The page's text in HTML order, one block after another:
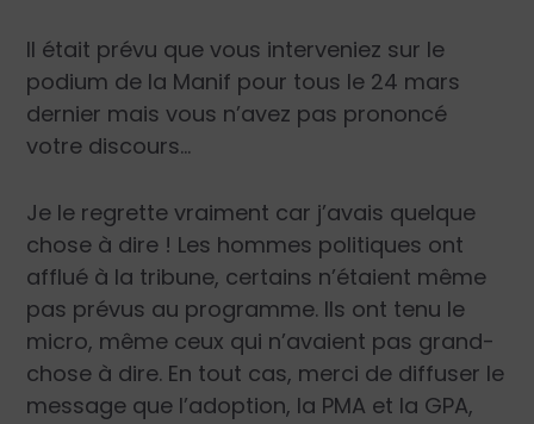
Il était prévu que vous interveniez sur le
podium de la Manif pour tous le 24 mars
dernier mais vous n’avez pas prononcé
votre discours…
Je le regrette vraiment car j’avais quelque
chose à dire ! Les hommes politiques ont
afflué à la tribune, certains n’étaient même
pas prévus au programme. Ils ont tenu le
micro, même ceux qui n’avaient pas grand-
chose à dire. En tout cas, merci de diffuser le
message que l’adoption, la PMA et la GPA,